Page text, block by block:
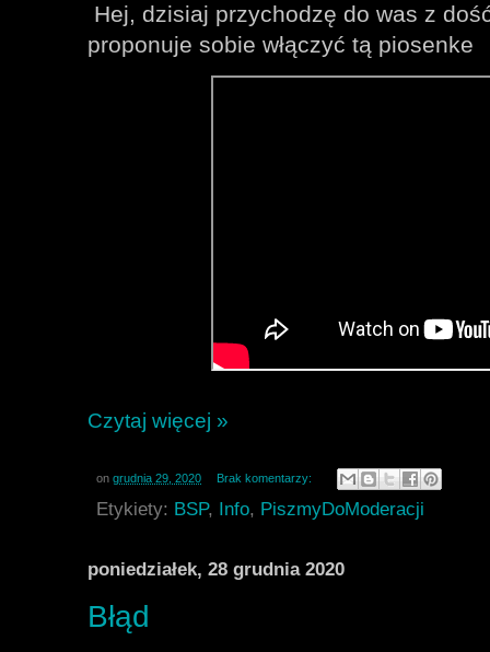
Hej, dzisiaj przychodzę do was z
proponuje sobie włączyć tą piosenke
Czytaj więcej »
on grudnia 29, 2020 Brak komentarzy:
Etykiety: BSP, Info, PiszmyDoModeracji
poniedziałek, 28 grudnia 2020
Błąd